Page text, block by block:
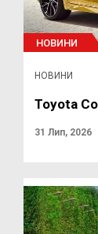
НОВИНИ
НОВИНИ
Toyota
31 Лип, 2026